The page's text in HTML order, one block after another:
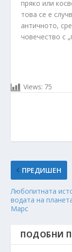
пряко или
това се е
античното,
човечество с
Views: 75
ПРЕДИШЕН
Любопитната
водата на
Марс
ПОДОБНИ